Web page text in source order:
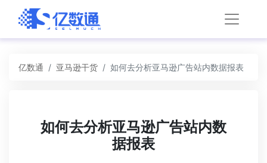
亿数通 亚马逊干货 如何去分析亚马逊广告站内数据报表
如何去分析亚马逊广告站内数
据报表